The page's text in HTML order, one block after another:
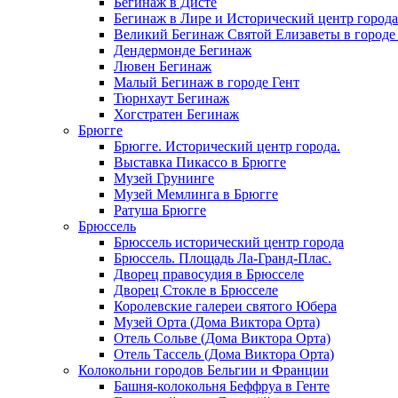
Бегинаж в Лире и Исторический центр города
Великий Бегинаж Святой Елизаветы в городе
Дендермонде Бегинаж
Лювен Бегинаж
Малый Бегинаж в городе Гент
Тюрнхаут Бегинаж
Хогстратен Бегинаж
Брюгге
Брюгге. Исторический центр города.
Выставка Пикассо в Брюгге
Музей Грунинге
Музей Мемлинга в Брюгге
Ратуша Брюгге
Брюссель
Брюссель исторический центр города
Брюссель. Площадь Ла-Гранд-Плас.
Дворец правосудия в Брюсселе
Дворец Стокле в Брюсселе
Королевские галереи святого Юбера
Музей Орта (Дома Виктора Орта)
Отель Сольве (Дома Виктора Орта)
Отель Тассель (Дома Виктора Орта)
Колокольни городов Бельгии и Франции
Башня-колокольня Беффруа в Генте